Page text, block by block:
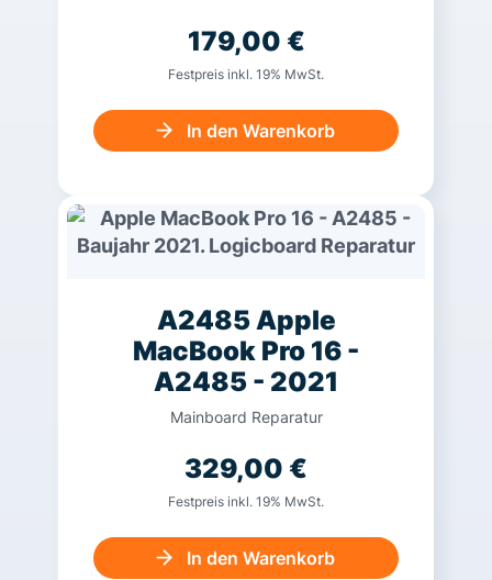
179,00 €
Festpreis inkl. 19% MwSt.
In den Warenkorb
A2485 Apple
MacBook Pro 16 -
A2485 - 2021
Mainboard Reparatur
329,00 €
Festpreis inkl. 19% MwSt.
In den Warenkorb